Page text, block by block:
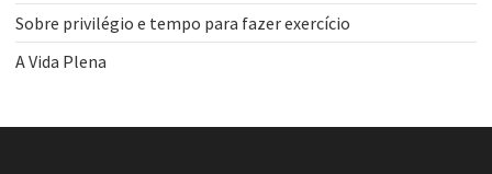
Sobre privilégio e tempo para fazer exercício
A Vida Plena